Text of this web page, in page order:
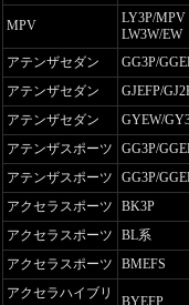
MPV
LY3P/MPV
LW3W/EW
アテンザセダン GG3P/
アテンザセダン
GJEFP/
アテンザセダン
GYEW/
アテンザスポーツ
GG3P/
アテンザスポーツ
GG3P/
アクセラスポーツ
BK3P
アクセラスポーツ
BL系
アクセラスポーツ
BMEFS
アクセラハイブリ
BYEFP